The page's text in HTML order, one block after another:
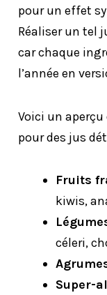
pour un effet
Réaliser un tel
car chaque
l’année en
Voici un
pour des jus
Fruits
kiwis,
céleri,
Super-